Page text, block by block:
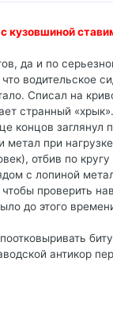
кузовшиной
да и по
водительское
Списал на
странный
концов
метал при
отбив по
с лопиной
проверить
до этого
антикор